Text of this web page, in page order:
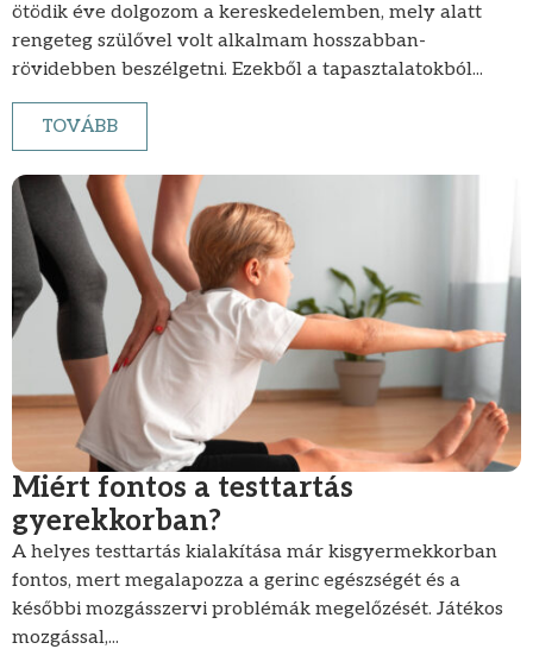
ötödik éve dolgozom a kereskedelemben, mely alatt
rengeteg szülővel volt alkalmam hosszabban-
rövidebben beszélgetni. Ezekből a tapasztalatokból...
TOVÁBB
Miért fontos a testtartás
gyerekkorban?
A helyes testtartás kialakítása már kisgyermekkorban
fontos, mert megalapozza a gerinc egészségét és a
későbbi mozgásszervi problémák megelőzését. Játékos
mozgással,...